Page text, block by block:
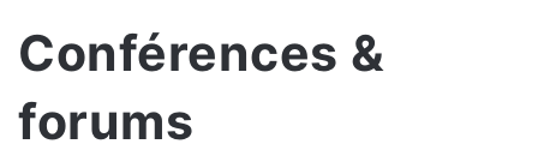
Conférences &
forums